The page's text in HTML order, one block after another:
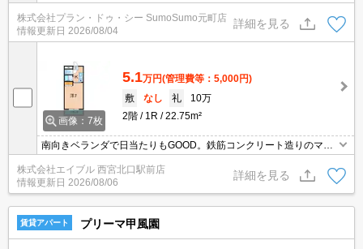
室乾燥機付きの物件です。2沿線利用可能な物件です。こちらは徒
歩9分に立地する物件です。CATV対応のこの物件は手続きのみでCA
TV視聴が可能です。マンションタイプのお部屋です。
株式会社プラン・ドゥ・シー SumoSumo元町店
情報更新日 2026/08/04
詳細を見る
画像：7枚
5.1万円(管理費等：5,000円)
敷
なし 礼
10万
2階
1R 22.75m²
南向きベランダで日当たりもGOOD。鉄筋コンクリート造りのマン
ションです。クローゼットが大きく、たっぷり収納がうれしいね。
風通しのいいお部屋です。初めての一人暮らしはこのお部屋から。
株式会社エイブル 西宮北口駅前店
情報更新日 2026/08/06
詳細を見る
賃貸アパート プリーマ甲風園